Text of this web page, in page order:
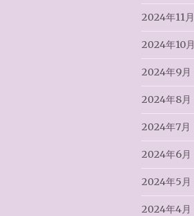
2024年11月
2024年10月
2024年9月
2024年8月
2024年7月
2024年6月
2024年5月
2024年4月